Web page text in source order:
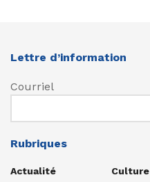
Lettre d’information
Courriel
Rubriques
Actualité
Culture